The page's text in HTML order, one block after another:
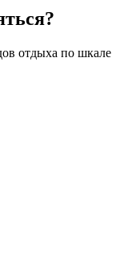
отдыха по шкале